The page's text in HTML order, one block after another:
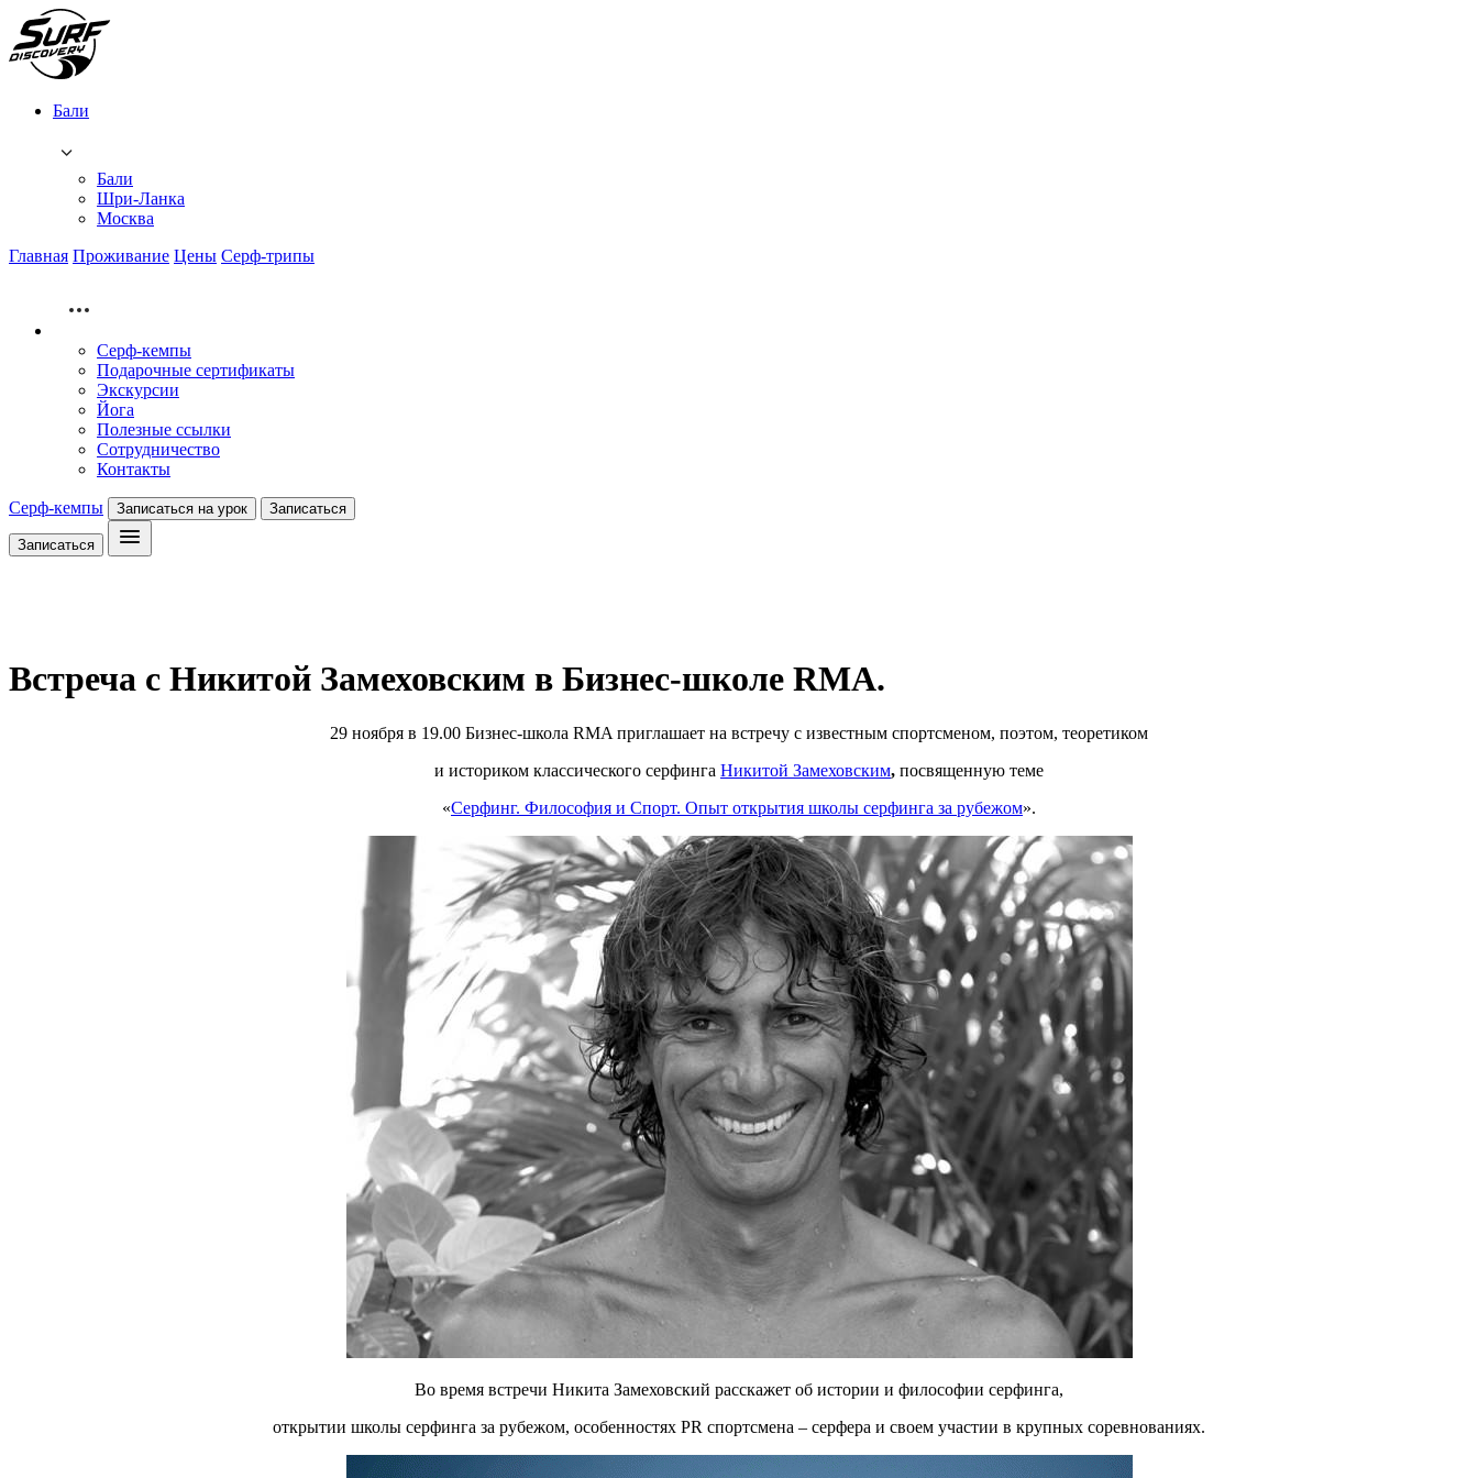
Бали
Бали
Шри-Ланка
Москва
Главная Проживание Цены Серф-трипы
Серф-кемпы
Подарочные сертификаты
Экскурсии
Йога
Полезные ссылки
Сотрудничество
Контакты
Серф-кемпы Записаться на урок Записаться
Записаться
Встреча с Никитой Замеховским в Бизнес-школе RMA.
29 ноября в 19.00 Бизнес-школа RMA приглашает на встречу с известным спортсменом, поэтом, теоретиком
и историком классического серфинга Никитой Замеховским, посвященную теме
«Серфинг. Философия и Спорт. Опыт открытия школы серфинга за рубежом».
Во время встречи Никита Замеховский расскажет об истории и философии серфинга,
открытии школы серфинга за рубежом, особенностях PR спортсмена – серфера и своем участии в крупных соревнованиях.